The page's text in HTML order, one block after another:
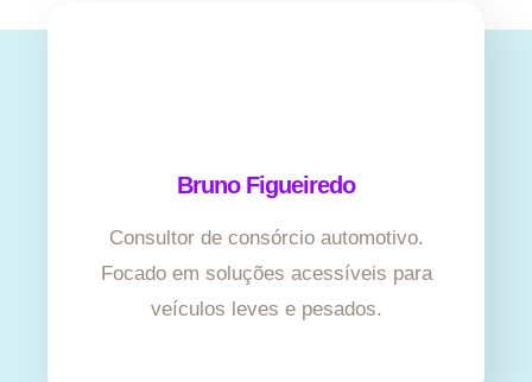
Bruno Figueiredo
Consultor de consórcio automotivo.
Focado em soluções acessíveis para
veículos leves e pesados.